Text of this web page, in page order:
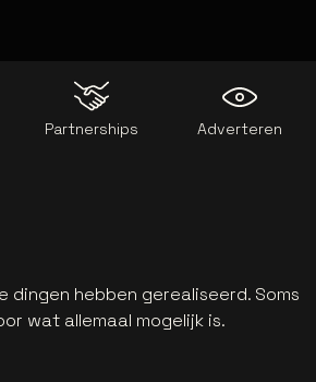
Partnerships Adverteren
dingen hebben gerealiseerd. Soms
wat allemaal mogelijk is.